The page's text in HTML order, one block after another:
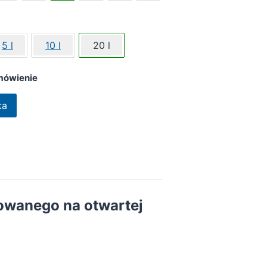
5 l 10 l 20 l
na otwartej